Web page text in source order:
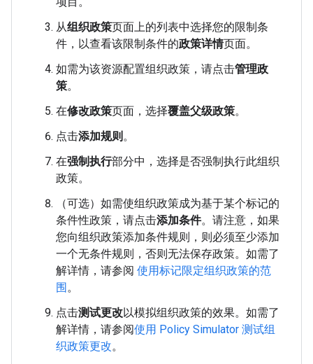
从组织政策页面上的列表中选择您的限制条
件，以查看该限制条件的政策详情页面。
如需为该资源配置组织政策，请点击管理政
策。
在修改政策页面，选择覆盖父级政策。
点击添加规则 。
在强制执行部分中，选择是否强制执行此组织
政策。
（可选）如需使组织政策成为基于某个标记的
条件性政策，请点击添加条件。请注意，如果
您向组织政策添加条件规则，则必须至少添加
一个无条件规则，否则无法保存政策。如需了
解详情，请参阅 使用标记限定组织政策的范
围。
点击测试更改以模拟组织政策的效果。如需了
解详情，请参阅使用 Policy Simulator 测试组
织政策更改。